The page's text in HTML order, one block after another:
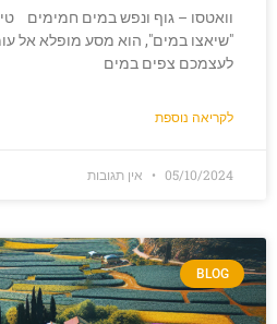
וואטסו – גוף ונפש במים חמימים
"שיאצו במים", הוא מסע מופלא אל
לעצמכם צפים במים
לקריאה נוספת
05/10/2024 אין תגובות
BLOG